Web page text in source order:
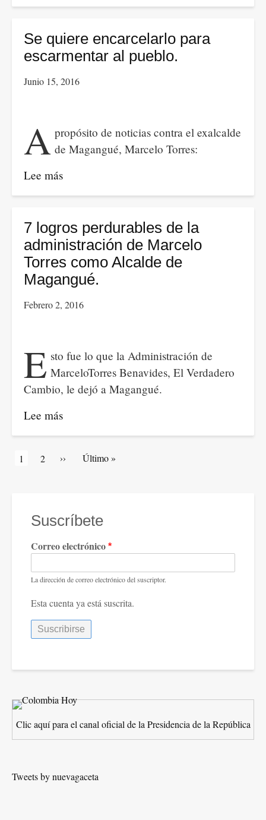
Magangué
denuncia
oscuros'
penal.
Se quiere encarcelarlo para
escarmentar al pueblo.
Junio 15, 2016
A propósito de noticias contra el exalcalde
de Magangué, Marcelo Torres:
Lee más
encarcelarlo
para
escarmentar
al
pueblo.
7 logros perdurables de la
administración de Marcelo
Torres como Alcalde de
Magangué.
Febrero 2, 2016
E sto fue lo que la Administración de
MarceloTorres Benavides, El Verdadero
Cambio, le dejó a Magangué.
Lee más
perdurables
administración
Marcelo
como
Alcalde
Magangué.
Paginación
Página
1
Artículos
2
Siguiente
››
Última
Último »
Suscríbete
Correo electrónico
La dirección de correo electrónico del suscriptor.
Esta cuenta ya está suscrita.
Clic aquí para el canal oficial de la Presidencia de la República
Tweets by nuevagaceta